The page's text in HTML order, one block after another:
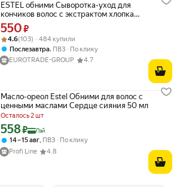
ESTEL обними Сыворотка-уход для
кончиков волос с экстрактом хлопка
"Объятия заботы", 100 мл
Цена 550 ₽ вместо
550₽
Рейтинг товара: 4.6 из 5
Оценок: (103) · 484 купили
4.6(103) · 484 купили
Послезавтра, ПВЗ
По клику
EUROTRADE-GROUP
4.7
Масло-ореол Estel Обними для волос с
ценными маслами Сердце сияния 50 мл
Осталось 2 шт
Цена с картой Яндекс Пэй 558 ₽ вместо
558₽ Пэй
14 – 15 авг, ПВЗ
По клику
Profi Line
4.8